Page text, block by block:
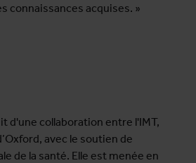
connaissances acquises. »
d'une collaboration entre l'IMT,
avec le soutien de
de la santé. Elle est menée en